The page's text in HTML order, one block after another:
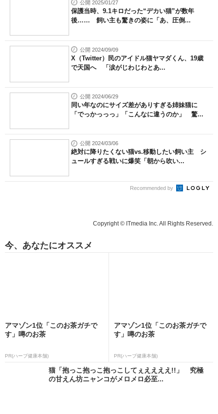
公開 2025/01/27
保護当時、9.1キロだった“デカい猫”が数年
後…… 飼い主も驚きの姿に「あ、圧倒...
公開 2024/09/09
X（Twitter）民のアイドル猫ヤマダくん、19歳
で天国へ 「涙がじわじわとあ...
公開 2024/06/29
同い年なのにサイズ差がありすぎる姉妹猫に
「でっかっっっ」「こんなに違うのか」 驚...
公開 2024/03/06
絶対に降りたくない猫vs.移動したい飼い主 シ
ュールすぎる戦いに爆笑「朝から吹い...
Recommended by
Copyright © ITmedia Inc. All Rights Reserved.
今、あなたにオススメ
アマゾン1位「このお茶ガチで
す」噂のお茶
PR(ハーブ健康本舗)
アマゾン1位「このお茶ガチで
す」噂のお茶
PR(ハーブ健康本舗)
猫「抱っこ抱っこ抱っこしてぇええええ!!」 究極
の甘えん坊ニャンコがメロメロ必至...